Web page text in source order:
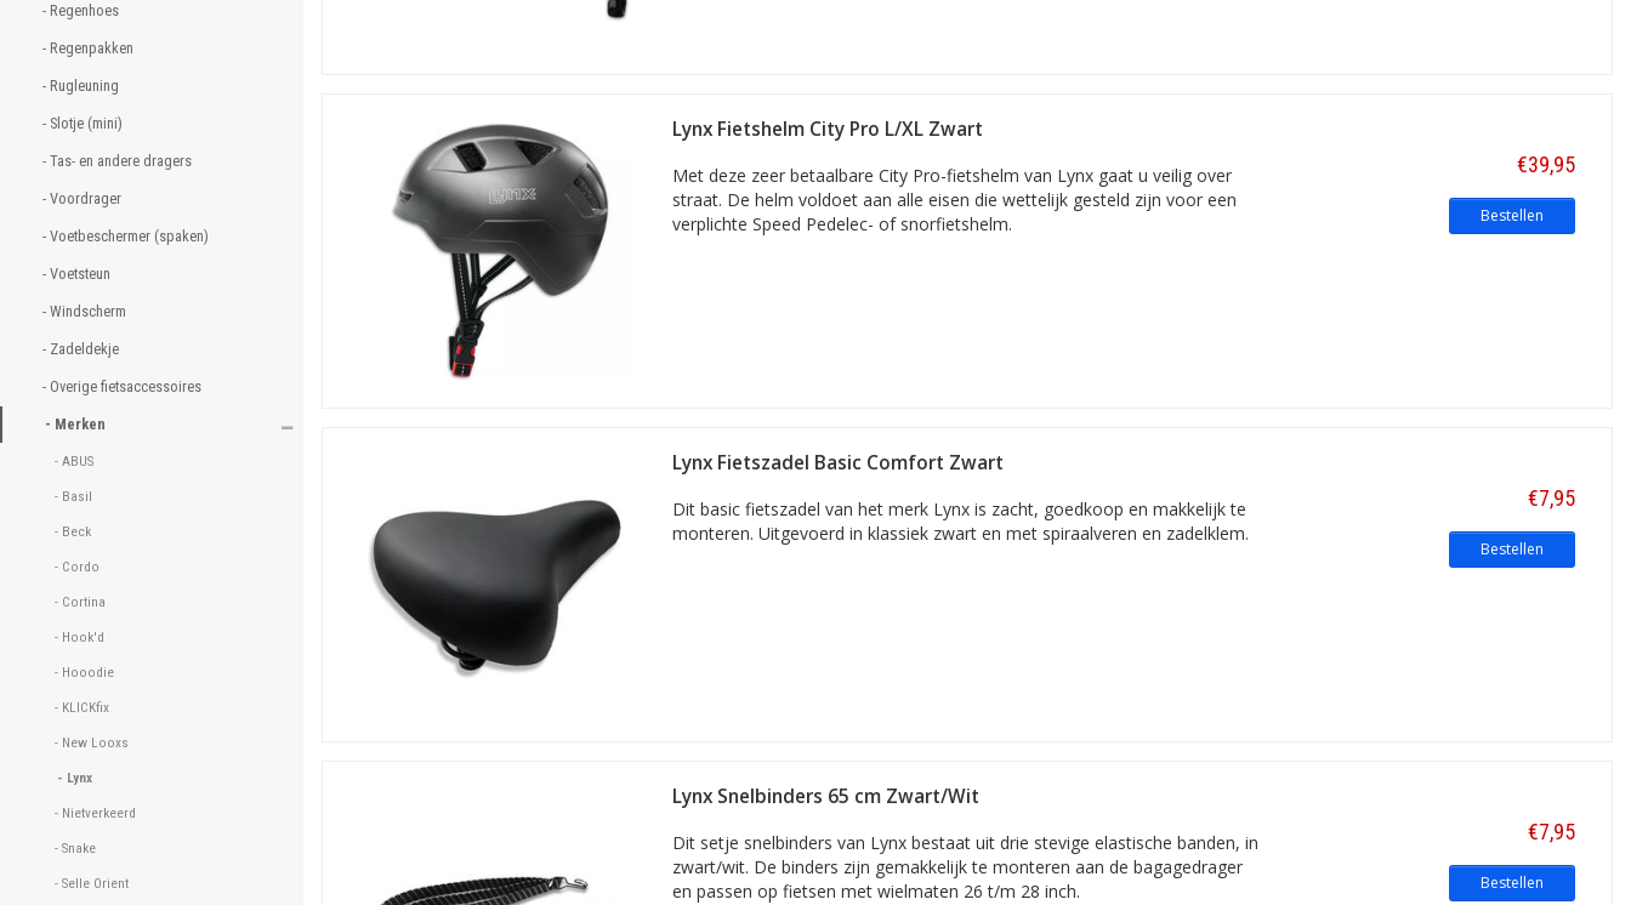
- Regenhoes
- Regenpakken
- Rugleuning
- Slotje (mini)
- Tas- en andere dragers
- Voordrager
- Voetbeschermer (spaken)
- Voetsteun
- Windscherm
- Zadeldekje
- Overige fietsaccessoires
- Merken
- ABUS
- Basil
- Beck
- Cordo
- Cortina
- Hook'd
- Hooodie
- KLICKfix
- New Looxs
- Lynx
- Nietverkeerd
- Snake
- Selle Orient
Lynx Fietshelm City Pro L/XL Zwart
Met deze zeer betaalbare City Pro-fietshelm van Lynx gaat u veilig over
straat. De helm voldoet aan alle eisen die wettelijk gesteld zijn voor een
verplichte Speed Pedelec- of snorfietshelm.
€39,95
Bestellen
Lynx Fietszadel Basic Comfort Zwart
Dit basic fietszadel van het merk Lynx is zacht, goedkoop en makkelijk te
monteren. Uitgevoerd in klassiek zwart en met spiraalveren en zadelklem.
€7,95
Bestellen
Lynx Snelbinders 65 cm Zwart/Wit
Dit setje snelbinders van Lynx bestaat uit drie stevige elastische banden, in
zwart/wit. De binders zijn gemakkelijk te monteren aan de bagagedrager
en passen op fietsen met wielmaten 26 t/m 28 inch.
€7,95
Bestellen